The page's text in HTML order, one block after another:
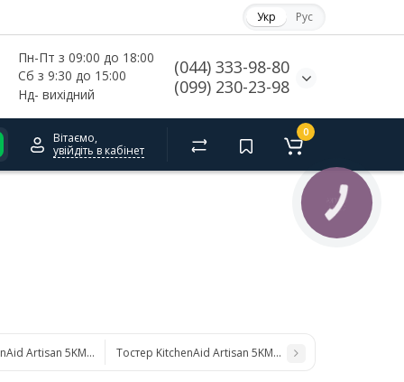
Укр Рус
Пн-Пт з 09:00 до 18:00
Сб з 9:30 до 15:00
Нд- вихідний
(044) 333-98-80
(099) 230-23-98
Вітаємо,
увійдіть в кабінет
0
Artisan 5KMT2204EBKТостер KitchenAid Artisan 5KMT2204EER
КНОПКА
СВЯЗИ